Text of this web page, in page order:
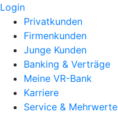
Login
Privatkunden
Firmenkunden
Junge Kunden
Banking & Verträge
Meine VR-Bank
Karriere
Service & Mehrwerte